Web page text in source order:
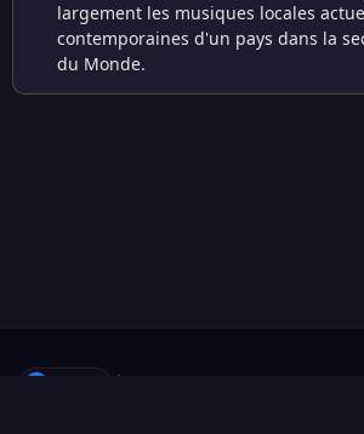
largement les musiques locales
contemporaines d'un pays dans la
du Monde.